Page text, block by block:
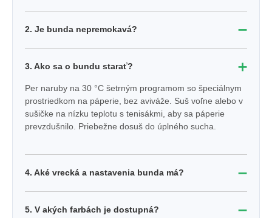
2. Je bunda nepremokavá? ➖
3. Ako sa o bundu starať? ➕
Per naruby na 30 °C šetrným programom so špeciálnym
prostriedkom na páperie, bez aviváže. Suš voľne alebo v
sušičke na nízku teplotu s tenisákmi, aby sa páperie
prevzdušnilo. Priebežne dosuš do úplného sucha.
4. Aké vrecká a nastavenia bunda má? ➖
5. V akých farbách je dostupná? ➖